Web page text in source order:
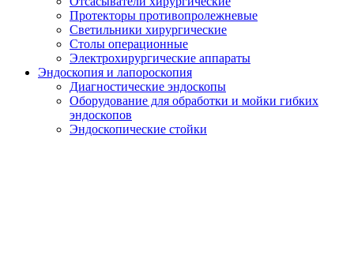
Протекторы противопролежневые
Светильники хирургические
Столы операционные
Электрохирургические аппараты
Эндоскопия и лапороскопия
Диагностические эндоскопы
Оборудование для обработки и мойки гибких
эндоскопов
Эндоскопические стойки